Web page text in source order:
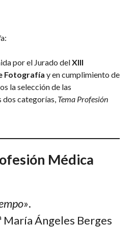
por el Jurado delXIII
Fotografía y en cumplimiento de
la selección de las
dos categorías, Tema Profesión
Médica
.
María Ángeles Berges